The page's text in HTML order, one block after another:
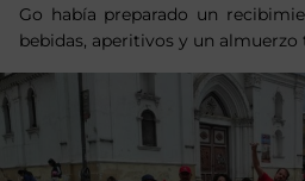
Go había preparado un
bebidas, aperitivos y un almuerzo